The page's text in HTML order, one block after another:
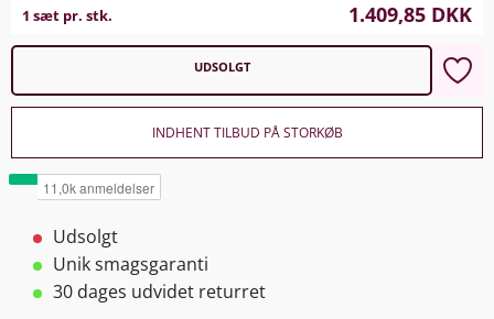
1 sæt pr. stk. 1.409,85 DKK
UDSOLGT
INDHENT TILBUD PÅ STORKØB
Udsolgt
Unik smagsgaranti
30 dages udvidet returret